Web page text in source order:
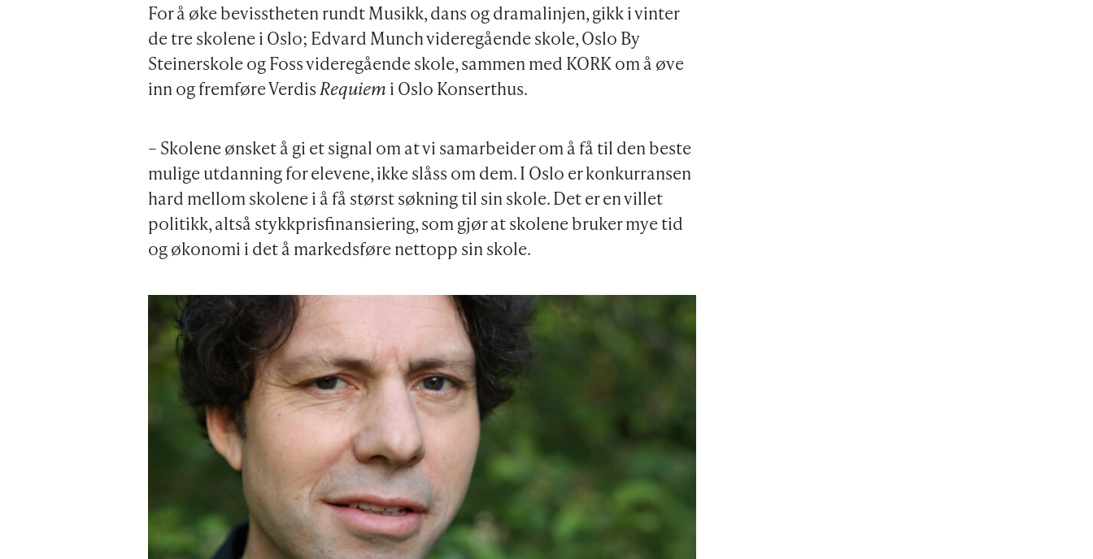
For å øke bevisstheten rundt Musikk, dans og dramalinjen, gikk i vinter
de tre skolene i Oslo; Edvard Munch videregående skole, Oslo By
Steinerskole og Foss videregående skole, sammen med KORK om å øve
inn og fremføre VerdisRequiem i Oslo Konserthus.
– Skolene ønsket å gi et signal om at vi samarbeider om å få til den beste
mulige utdanning for elevene, ikke slåss om dem. I Oslo er konkurransen
hard mellom skolene i å få størst søkning til sin skole. Det er en villet
politikk, altså stykkprisfinansiering, som gjør at skolene bruker mye tid
og økonomi i det å markedsføre nettopp sin skole.